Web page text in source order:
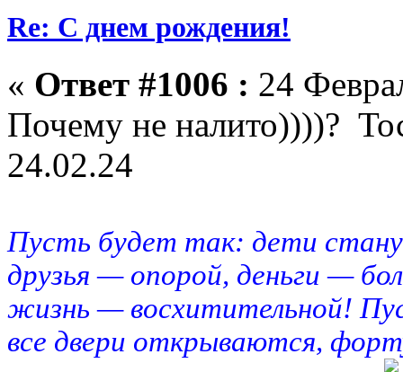
Re: С днем рождения!
« Ответ #1006 : 24
Почему не налито))))?
24.02.24
Пусть будет так: дети
друзья — опорой, деньги —
жизнь — восхитительной!
все двери открываются,